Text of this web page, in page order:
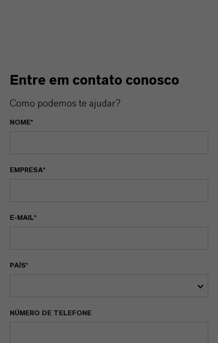
Entre em contato conosco
Como podemos te ajudar?
NOME*
EMPRESA*
E-MAIL*
PAÍS*
NÚMERO DE TELEFONE